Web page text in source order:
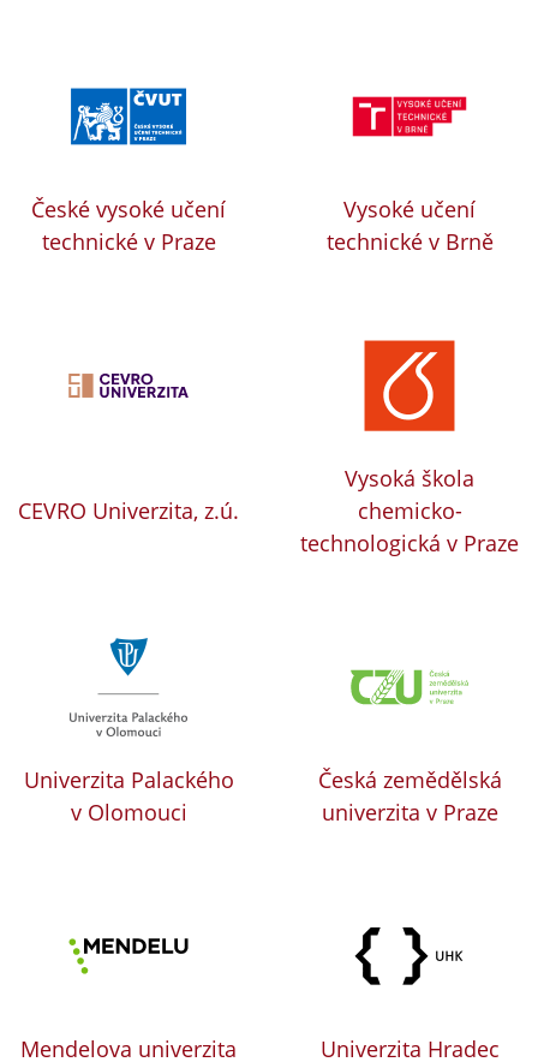
České vysoké učení
technické v Praze
Vysoké učení
technické v Brně
CEVRO Univerzita, z.ú.
Vysoká škola
chemicko-
technologická v Praze
Univerzita Palackého
v Olomouci
Česká zemědělská
univerzita v Praze
Mendelova univerzita
Univerzita Hradec